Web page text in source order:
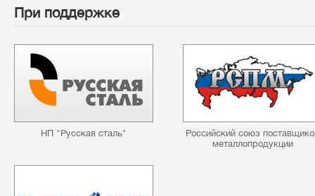
При поддержке
НП "Русская сталь"
Российский союз
металлопродукции